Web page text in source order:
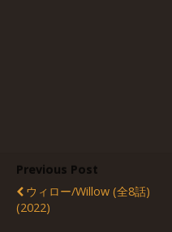
Previous Post
ウィロー/Willow (全8話)
(2022)